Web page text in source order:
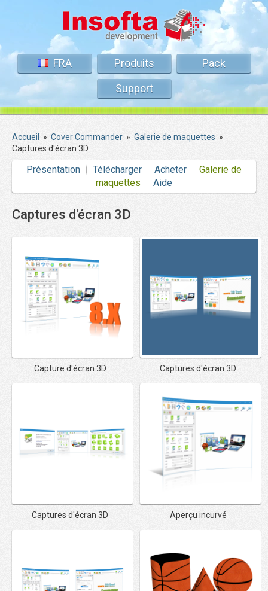
FRA Produits
Pack
Support
Accueil » Cover Commander » Galerie de maquettes »
Captures d'écran 3D
Présentation Télécharger Acheter
Galerie de
maquettes
Aide
Captures d'écran 3D
Capture d'écran 3D Captures d'écran 3D
Captures d'écran 3D Aperçu incurvé